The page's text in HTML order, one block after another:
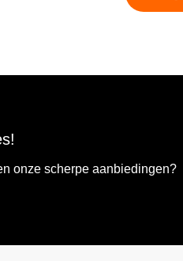
onze scherpe aanbiedingen?